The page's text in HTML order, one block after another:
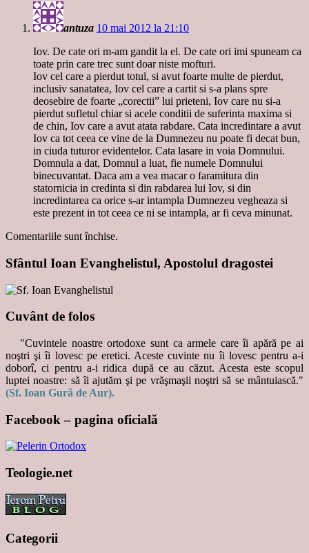
antuza 10 mai 2012 la 21:10
Iov. De cate ori m-am gandit la el. De cate ori imi spuneam ca
toate prin care trec sunt doar niste mofturi.
Iov cel care a pierdut totul, si avut foarte multe de pierdut,
inclusiv sanatatea, Iov cel care a cartit si s-a plans spre
deosebire de foarte „corectii” lui prieteni, Iov care nu si-a
pierdut sufletul chiar si acele conditii de suferinta maxima si
de chin, Iov care a avut atata rabdare. Cata incredintare a avut
Iov ca tot ceea ce vine de la Dumnezeu nu poate fi decat bun,
in ciuda tuturor evidentelor. Cata lasare in voia Domnului.
Domnula a dat, Domnul a luat, fie numele Domnului
binecuvantat. Daca am a vea macar o faramitura din
statornicia in credinta si din rabdarea lui Iov, si din
incredintarea ca orice s-ar intampla Dumnezeu vegheaza si
este prezent in tot ceea ce ni se intampla, ar fi ceva minunat.
Comentariile sunt închise.
Sfântul Ioan Evanghelistul, Apostolul dragostei
Cuvânt de folos
"Cuvintele noastre ortodoxe sunt ca armele care îi apără pe ai
noştri şi îi lovesc pe eretici. Aceste cuvinte nu îi lovesc pentru a-i
doborî, ci pentru a-i ridica după ce au căzut. Acesta este scopul
luptei noastre: să îi ajutăm şi pe vrăşmaşii noştri să se mântuiască."
(Sf. Ioan Gură de Aur).
Facebook – pagina oficială
Teologie.net
Categorii